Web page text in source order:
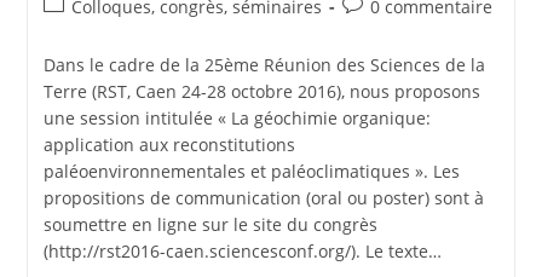
Colloques, congrès, séminaires
0 commentaire
Dans le cadre de la 25ème Réunion des Sciences de la
Terre (RST, Caen 24-28 octobre 2016), nous proposons
une session intitulée « La géochimie organique:
application aux reconstitutions
paléoenvironnementales et paléoclimatiques ». Les
propositions de communication (oral ou poster) sont à
soumettre en ligne sur le site du congrès
(http://rst2016-caen.sciencesconf.org/). Le texte…